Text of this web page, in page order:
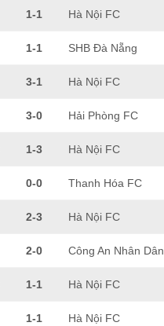
1-1 Hà Nội FC
1-1 SHB Đà Nẵng
3-1 Hà Nội FC
3-0 Hải Phòng FC
1-3 Hà Nội FC
0-0 Thanh Hóa FC
2-3 Hà Nội FC
2-0 Công An Nhân Dân
1-1 Hà Nội FC
1-1 Hà Nội FC